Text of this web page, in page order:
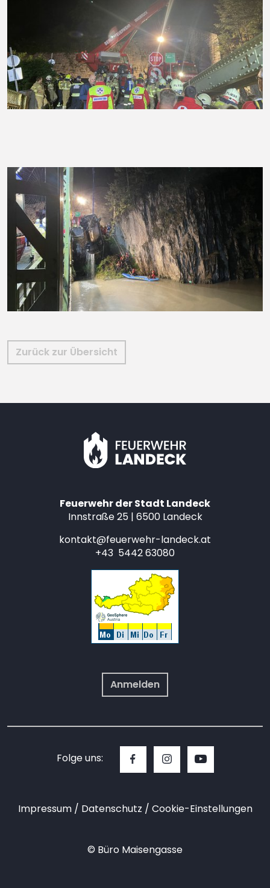
Zurück zur Übersicht
Feuerwehr der Stadt Landeck
Innstraße 25 | 6500 Landeck
kontakt@feuerwehr-landeck.at
+43 5442 63080
Anmelden
Folge uns:
Impressum Datenschutz Cookie-Einstellungen
© Büro Maisengasse